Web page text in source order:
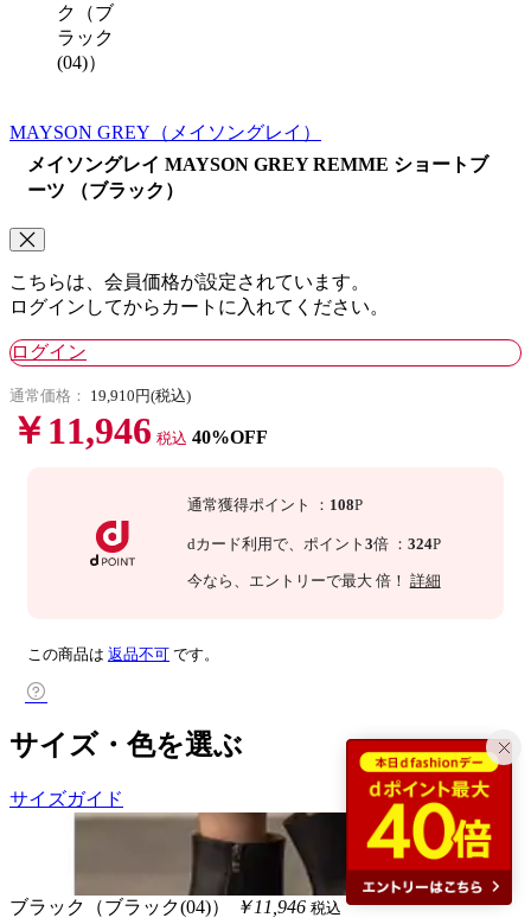
ク（ブ
ラック
(04)）
MAYSON GREY （メイソングレイ）
メイソングレイ MAYSON GREY REMME ショートブ
ーツ （ブラック）
こちらは、会員価格が設定されています。
ログインしてからカートに入れてください。
ログイン
通常価格： 19,910円(税込)
￥11,946 税込 40%OFF
通常獲得ポイント ： 108P
dカード利用で、 ポイント 3倍 ： 324P
今なら 、エントリーで最大 倍！ 詳細
この商品は 返品不可 です。
サイズ・色を選ぶ
サイズガイド
ブラック（ブラック(04)） ￥11,946 税込